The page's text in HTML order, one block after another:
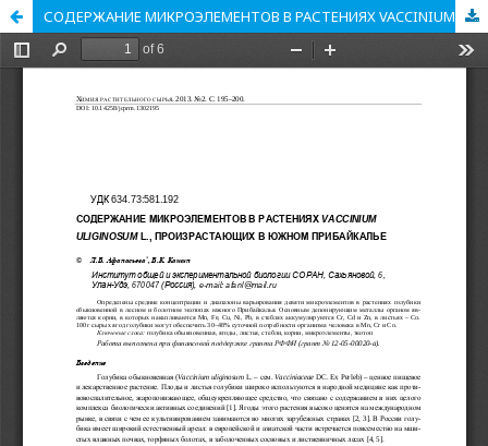
СОДЕРЖАНИЕ МИКРОЭЛЕМЕНТОВ В РАСТЕНИЯХ VACCINIUM ULIGINOSUM L., ПРОИЗРАСТАЮЩИХ В ЮЖНОМ ПРИБАЙКАЛЬЕ